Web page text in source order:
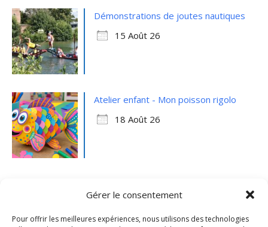
Gérer le consentement
Pour offrir les meilleures expériences, nous utilisons des technologies
Démonstrations de joutes nautiques
15 Août 26
Atelier enfant - Mon poisson rigolo
18 Août 26